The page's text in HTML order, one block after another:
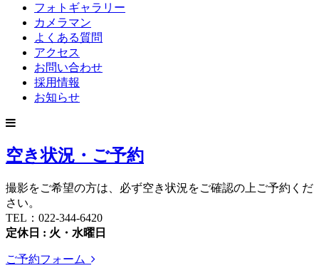
フォトギャラリー
カメラマン
よくある質問
アクセス
お問い合わせ
採用情報
お知らせ
空き状況・ご予約
撮影をご希望の方は、必ず空き状況をご確認の上ご予約くだ
さい。
TEL：022-344-6420
定休日 : 火・水曜日
ご予約フォーム